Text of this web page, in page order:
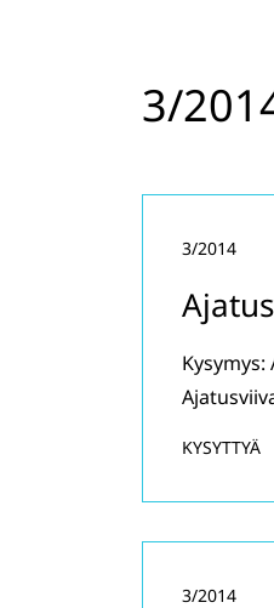
3/
3/2014
KYSYTTYÄ
3/2014